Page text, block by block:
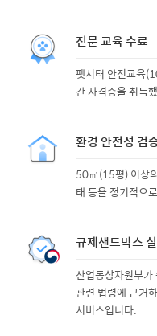
전문 교육 수료
펫시터 안전교육
간 자격증을 취득
환경 안전성 검
50㎡(15평) 이상
태 등을 정기적으
규제샌드박스
산업통상자원부
관련 법령에 근거
서비스입니다.